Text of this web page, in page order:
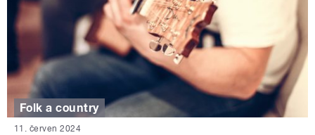
Folk a country
11. červen 2024